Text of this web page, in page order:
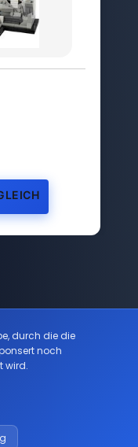
durch die die
noch
wird.